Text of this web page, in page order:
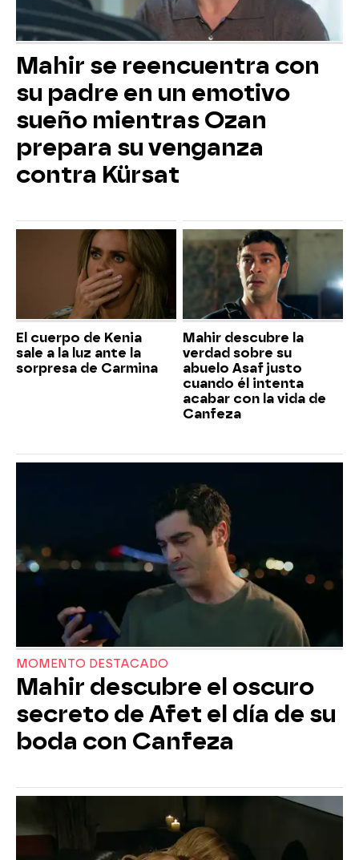
Mahir se reencuentra con
su padre en un emotivo
sueño mientras Ozan
prepara su venganza
contra Kürsat
El cuerpo de Kenia
sale a la luz ante la
sorpresa de Carmina
Mahir descubre la
verdad sobre su
abuelo Asaf justo
cuando él intenta
acabar con la vida de
Canfeza
MOMENTO DESTACADO
Mahir descubre el oscuro
secreto de Afet el día de su
boda con Canfeza